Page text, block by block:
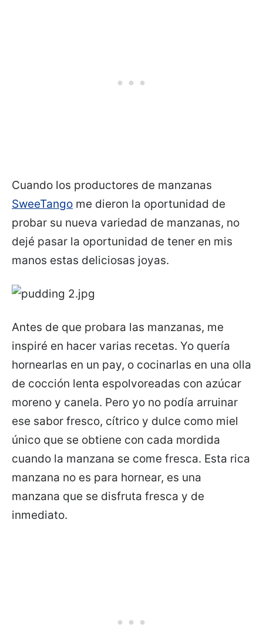
Cuando los productores de manzanas
SweeTango me dieron la oportunidad de
probar su nueva variedad de manzanas, no
dejé pasar la oportunidad de tener en mis
manos estas deliciosas joyas.
Antes de que probara las manzanas, me
inspiré en hacer varias recetas. Yo quería
hornearlas en un pay, o cocinarlas en una olla
de cocción lenta espolvoreadas con azúcar
moreno y canela. Pero yo no podía arruinar
ese sabor fresco, cítrico y dulce como miel
único que se obtiene con cada mordida
cuando la manzana se come fresca. Esta rica
manzana no es para hornear, es una
manzana que se disfruta fresca y de
inmediato.